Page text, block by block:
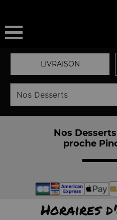
LIVRAISON
Nos
proche
Horaires